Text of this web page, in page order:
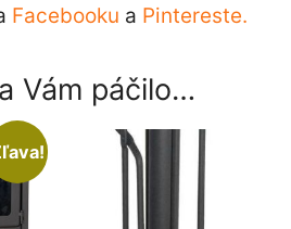
Facebooku a Pintereste.
Vám páčilo…